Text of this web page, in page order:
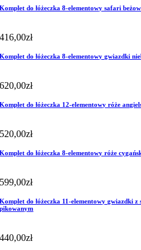
Komplet do łóżeczka 8-elementowy safari
416,00zł
Komplet do łóżeczka 8-elementowy gwiazdki
620,00zł
Komplet do łóżeczka 12-elementowy róże
520,00zł
Komplet do łóżeczka 8-elementowy róże
599,00zł
Komplet do łóżeczka 11-elementowy gwiazdki
pikowanym
440,00zł